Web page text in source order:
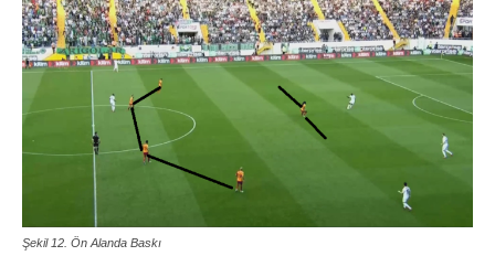
Şekil 12. Ön Alanda Baskı